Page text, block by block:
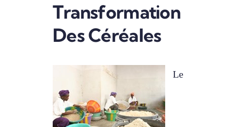
Transformation
Des Céréales
Le